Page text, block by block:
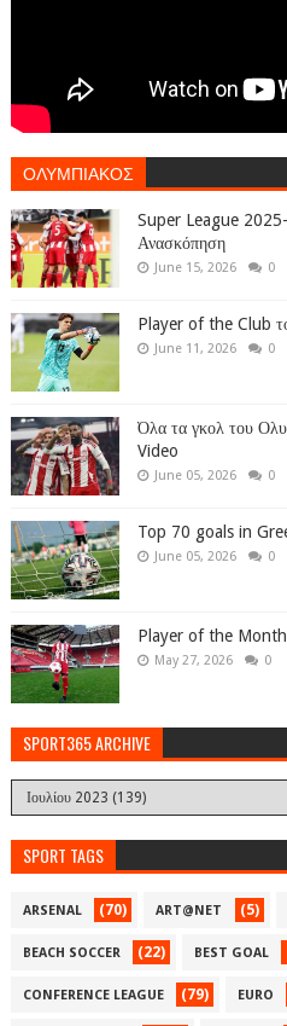
ΟΛΥΜΠΙΑΚΟΣ
Super League
Ανασκόπηση
June 15, 2026 0
Player of the Club
June 11, 2026 0
Όλα τα γκολ του
Video
June 05, 2026 0
Top 70 goals in
June 05, 2026 0
Player of the
May 27, 2026 0
SPORT365 ARCHIVE
SPORT TAGS
ARSENAL (70) ART@NET (5)
BEACH SOCCER (22) BEST GOAL
CONFERENCE LEAGUE (79) EURO